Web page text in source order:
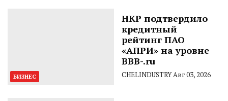
БИЗНЕС
НКР подтвердило
кредитный
рейтинг ПАО
«АПРИ» на уровне
BBB-.ru
CHELINDUSTRYАвг 03, 2026